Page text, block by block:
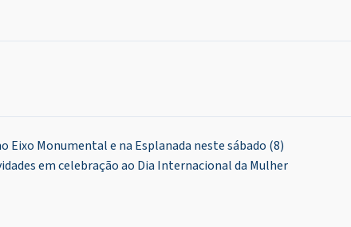
Monumental e na Esplanada neste sábado (8)
em celebração ao Dia Internacional da Mulher